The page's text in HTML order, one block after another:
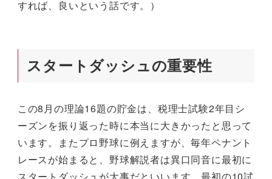
すれば、良いという話です。）
スタートダッシュの重要性
この8月の理論16題の貯金は、税理士試験2年目シ
ーズンを振り返った時に本当に大きかったと思って
います。またプロ野球に例えますが、毎年ペナント
レースが始まると、野球解説者は異口同音に最初に
スタートダッシュが大事だといいます。最初の10試